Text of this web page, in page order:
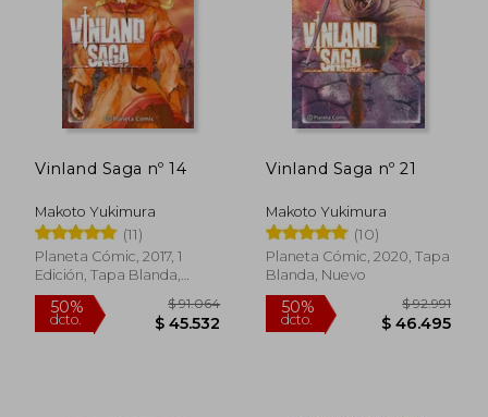
50%
dcto. $ 45.532
50%
dcto. $
Vinland Saga nº 14
Makoto Yukimura
(11)
Planeta Cómic, 2017, 1
Edición, Tapa Blanda,
Nuevo
Vinland Saga nº 21
Makoto Yukimura
(10)
Planeta Cómic, 2020, Tapa
Blanda, Nuevo